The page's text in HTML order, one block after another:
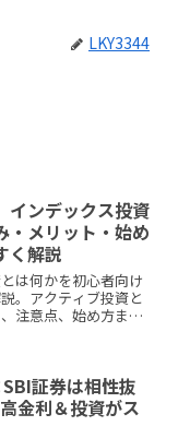
LKY3344
インデックス投資
・メリット・始め
く解説
は何かを初心者向け
。アクティブ投資と
注意点、始め方まで
証券は相性抜
金利＆投資がス